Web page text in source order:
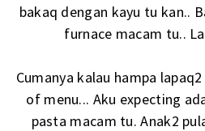
bakaq dengan kayu tu kan..
furnace macam tu..
Cumanya kalau hampa
of menu... Aku expecting
pasta macam tu. Anak2